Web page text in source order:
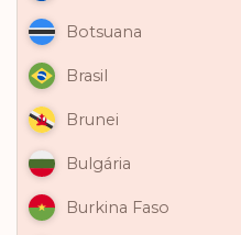
Botsuana
Brasil
Brunei
Bulgária
Burkina Faso